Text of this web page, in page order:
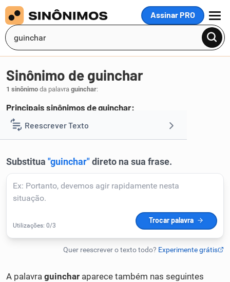
Assinar PRO
MENU
Reescrever Texto
Corrigir Texto
Humanizador de IA
Sinônimo de guinchar
1 sinônimo da palavra guinchar:
Principais sinônimos de guinchar:
1 chiar.
A palavra guinchar aparece também nas seguintes